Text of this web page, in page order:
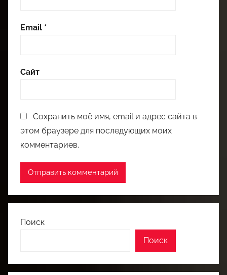
Email *
Сайт
Сохранить моё имя, email и адрес сайта в
этом браузере для последующих моих
комментариев.
Поиск
Поиск